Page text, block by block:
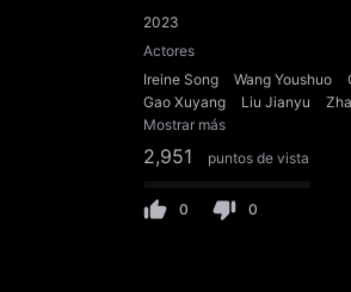
2023
Actores
Ireine Song
Wang Youshuo
Gao Xuyang
Liu Jianyu
Mostrar más
2,951 puntos de vista
0 0